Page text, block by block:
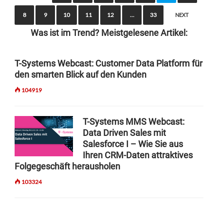
o
s
n
a
i
g
a
t
i
8 9 10 11 12 … 33 NEXT
Was ist im Trend? Meistgelesene Artikel:
T-Systems Webcast: Customer Data Platform für
den smarten Blick auf den Kunden
104919
T-Systems MMS Webcast:
Data Driven Sales mit
Salesforce I – Wie Sie aus
Ihren CRM-Daten attraktives
Folgegeschäft herausholen
103324